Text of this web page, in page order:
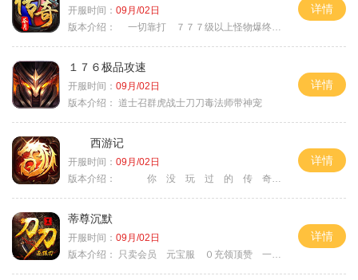
开服时间： 09月/02日
版本介绍：
一切靠打 ７７７级以上怪物爆终极
详情
１７６极品攻速
开服时间： 09月/02日
版本介绍： 道士召群虎战士刀刀毒法师带神宠
详情
西游记
开服时间： 09月/02日
版本介绍：
你 没 玩 过 的 传 奇
详情
蒂尊沉默
开服时间： 09月/02日
版本介绍：
只卖会员 元宝服 ０充领顶赞 一切靠打
详情